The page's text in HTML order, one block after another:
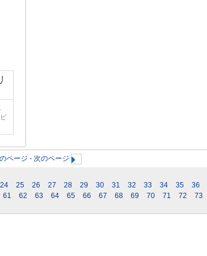
ページ - 次のページ
24 25 26 27 28 29 30 31 32 33 34 35 36
61 62 63 64 65 66 67 68 69 70 71 72 73